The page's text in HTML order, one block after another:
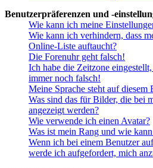
Benutzerpräferenzen und -
Wie kann ich meine
Wie kann ich verhindern, dass
Online-Liste auftaucht?
Die Forenuhr geht falsch!
Ich habe die Zeitzone
immer noch falsch!
Meine Sprache steht auf
Was sind das für Bilder, die bei
angezeigt werden?
Wie verwende ich einen Avatar?
Was ist mein Rang und wie
Wenn ich bei einem Benutzer
werde ich aufgefordert, mich